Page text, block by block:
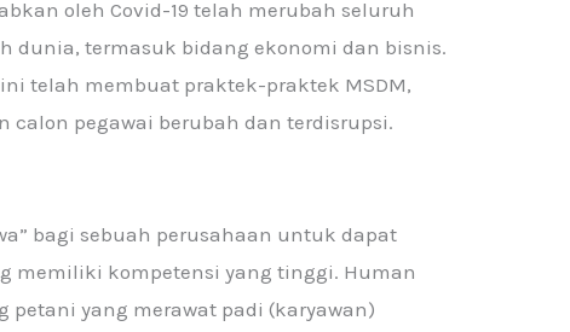
oleh Covid-19 telah merubah seluruh
dunia, termasuk bidang ekonomi dan bisnis.
telah membuat praktek-praktek MSDM,
calon pegawai berubah dan terdisrupsi.
bagi sebuah perusahaan untuk dapat
memiliki kompetensi yang tinggi. Human
petani yang merawat padi (karyawan)